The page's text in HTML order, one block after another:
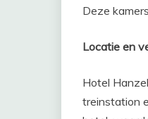
Deze
Locatie en
Hotel
treinstation